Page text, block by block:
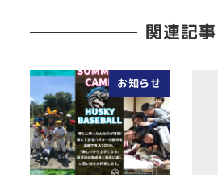
関連記事
お知らせ